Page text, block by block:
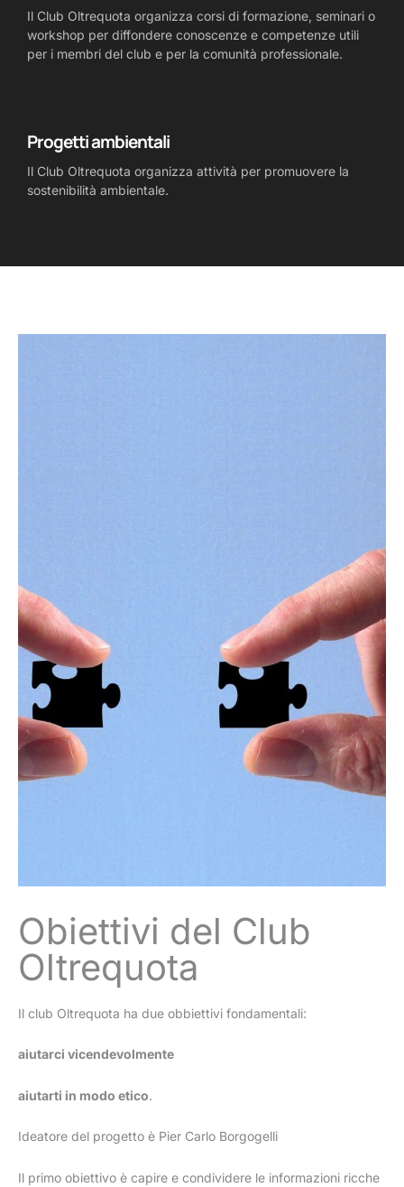
Il Club Oltrequota organizza corsi di formazione, seminari o
workshop per diffondere conoscenze e competenze utili
per i membri del club e per la comunità professionale.
Progetti ambientali
Il Club Oltrequota organizza attività per promuovere la
sostenibilità ambientale.
Obiettivi del Club
Oltrequota
Il club Oltrequota ha due obbiettivi fondamentali:
aiutarci vicendevolmente
aiutarti in modo etico.
Ideatore del progetto è Pier Carlo Borgogelli
Il primo obiettivo è capire e condividere le informazioni ricche